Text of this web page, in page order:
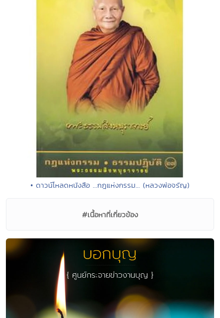
• ดาวน์โหลดหนังสือ ...กฎแห่งกรรม... (หลวงพ่อจรัญ)
#เนื้อหาที่เกี่ยวข้อง